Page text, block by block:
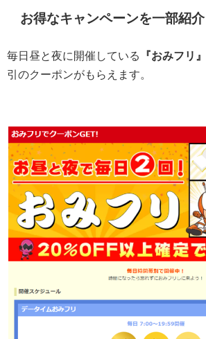
お得なキャンペーンを一部紹介
毎日昼と夜に開催している 『おみフリ』
引のクーポンがもらえます。